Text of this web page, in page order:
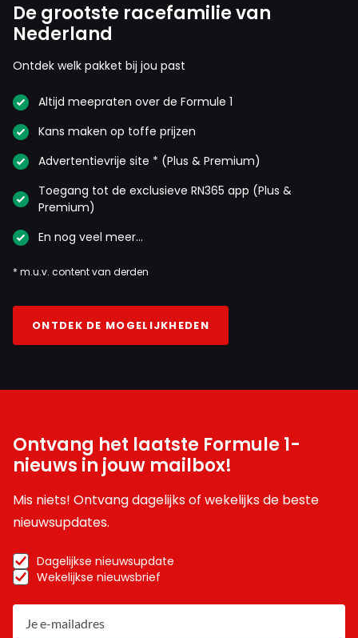
De grootste racefamilie van
Nederland
Ontdek welk pakket bij jou past
Altijd meepraten over de Formule 1
Kans maken op toffe prijzen
Advertentievrije site * (Plus & Premium)
Toegang tot de exclusieve RN365 app (Plus &
Premium)
En nog veel meer…
* m.u.v. content van derden
ONTDEK DE MOGELIJKHEDEN
Ontvang het laatste Formule 1-
nieuws in jouw mailbox!
Mis niets! Ontvang dagelijks of wekelijks de beste
nieuwsupdates.
Dagelijkse nieuwsupdate
Wekelijkse nieuwsbrief